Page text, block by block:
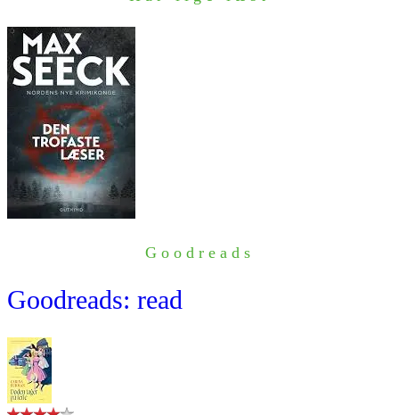
Goodreads
Goodreads: read